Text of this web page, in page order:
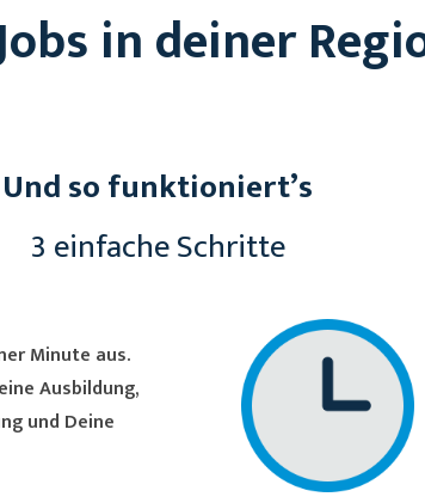
in deiner
Und so funktioniert’s
3 einfache Schritte
Minute aus.
Ausbildung,
und Deine